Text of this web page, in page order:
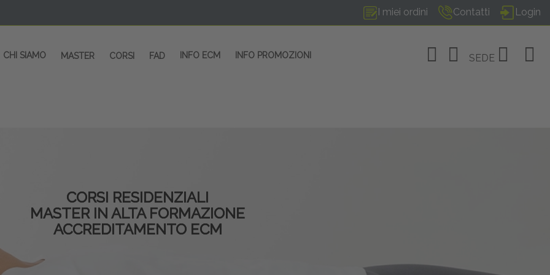
I miei ordini Contatti Login
CHI SIAMO MASTER CORSI FAD INFO ECM INFO PROMOZIONI SEDE
CORSI RESIDENZIALI
MASTER IN ALTA FORMAZIONE
ACCREDITAMENTO ECM